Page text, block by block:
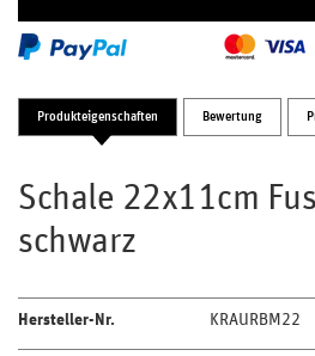
Produkteigenschaften Bewertung
Schale 22x11cm
schwarz
Hersteller-Nr. KRAURBM22